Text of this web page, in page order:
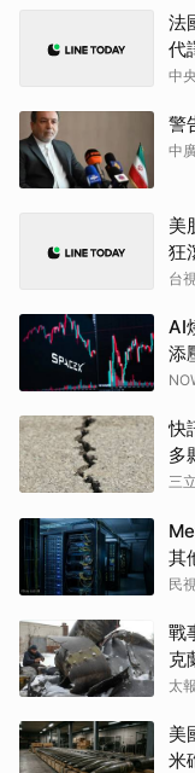
法
代
中
警
中
美
狂
台視
AI
添
快
多
三
其
民
戰
克
太報
美
米